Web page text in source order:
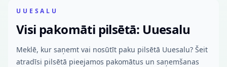
UUESALU
Visi pakomāti pilsētā: Uuesalu
Meklē, kur saņemt vai nosūtīt paku pilsētā Uuesalu? Šeit
atradīsi pilsētā pieejamos pakomātus un saņemšanas